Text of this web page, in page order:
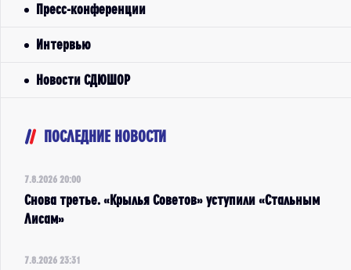
Пресс-конференции
Интервью
Новости СДЮШОР
ПОСЛЕДНИЕ НОВОСТИ
7.8.2026 20:00
Снова третье. «Крылья Советов» уступили «Стальным
Лисам»
7.8.2026 23:31